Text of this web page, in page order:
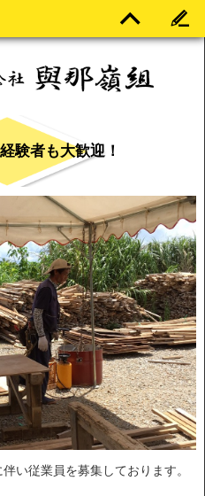
験者も大歓迎！
い従業員を募集しております。